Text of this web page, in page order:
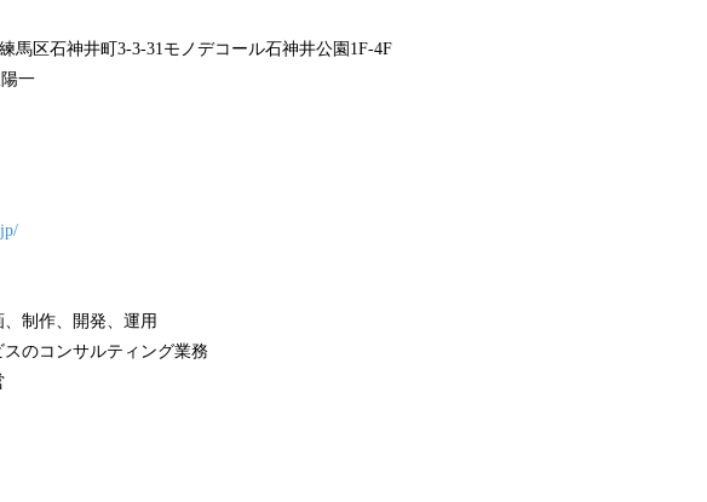
馬区石神井町3-3-31モノデコール石神井公園1F-4F
一
制作、開発、運用
のコンサルティング業務